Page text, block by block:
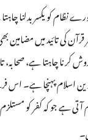
کو یکسر بدلنا
قرآن کی تائید میں
کرنا چاہتا ہے، صحابہ،
پہنچا ہے۔ اس
ہے جو کہ کفر کو